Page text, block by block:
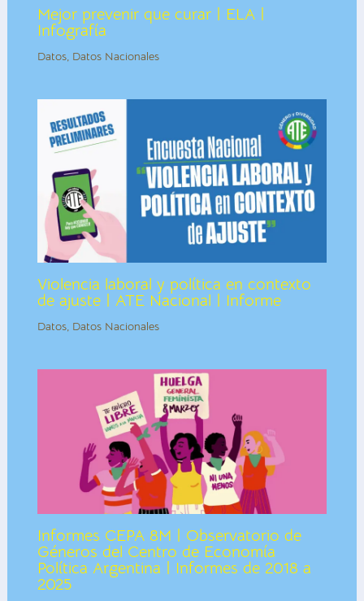
Mejor prevenir que curar | ELA |
Infografía
Datos, Datos Nacionales
Violencia laboral y política en contexto
de ajuste | ATE Nacional | Informe
Datos, Datos Nacionales
Informes CEPA 8M | Observatorio de
Géneros del Centro de Economía
Política Argentina | Informes de 2018 a
2025